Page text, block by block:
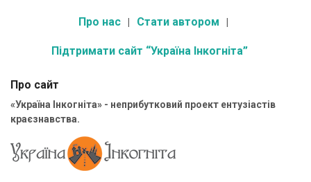
Про нас Стати автором
Підтримати сайт “Україна Інкогніта”
Про сайт
«Україна Інкогніта» - неприбутковий проект ентузіастів
краєзнавства.